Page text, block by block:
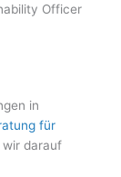
Officer
in
für
wir darauf